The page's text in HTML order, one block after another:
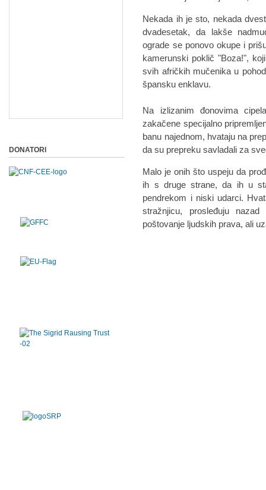
Nekada ih je sto, nekada
dvadesetak, da lakše
ograde se ponovo okupe i
kamerunski poklič "Boza!",
svih afričkih mučenika u
špansku enklavu.
Na izlizanim đonovima
zakačene specijalno
banu najednom, hvataju na
da su prepreku savladali za
Malo je onih što uspeju da
ih s druge strane, da ih u
pendrekom i niski udarci.
stražnjicu, prosleđuju
poštovanje ljudskih prava, ali
DONATORI